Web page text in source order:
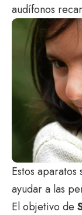
audífonos
Estos
ayudar a las
El objetivo de